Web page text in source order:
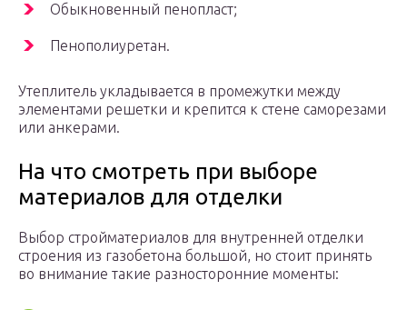
Обыкновенный пенопласт;
Пенополиуретан.
Утеплитель укладывается в промежутки между
элементами решетки и крепится к стене саморезами
или анкерами.
На что смотреть при выборе
материалов для отделки
Выбор стройматериалов для внутренней отделки
строения из газобетона большой, но стоит принять
во внимание такие разносторонние моменты: